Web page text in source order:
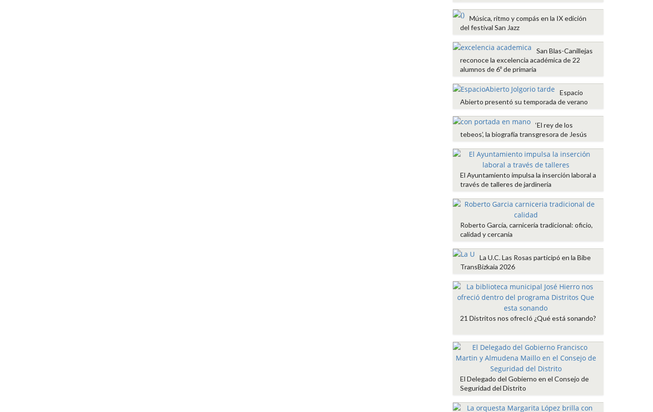
Música, ritmo y compás en la IX edición
del festival San Jazz
San Blas-Canillejas
reconoce la excelencia académica de 22
alumnos de 6º de primaria
Espacio
Abierto presentó su temporada de verano
‘El rey de los
tebeos’, la biografía transgresora de Jesús
El Ayuntamiento impulsa la inserción laboral a
través de talleres de jardinería
Roberto García, carnicería tradicional: oficio,
calidad y cercanía
La U.C. Las Rosas participó en la Bibe
TransBizkaia 2026
21 Distritos nos ofrecIó ¿Qué está sonando?
El Delegado del Gobierno en el Consejo de
Seguridad del Distrito